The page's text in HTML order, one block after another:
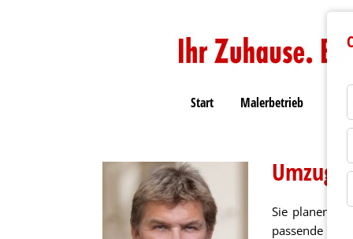
Start Malerbetrieb
Sie planen
passende